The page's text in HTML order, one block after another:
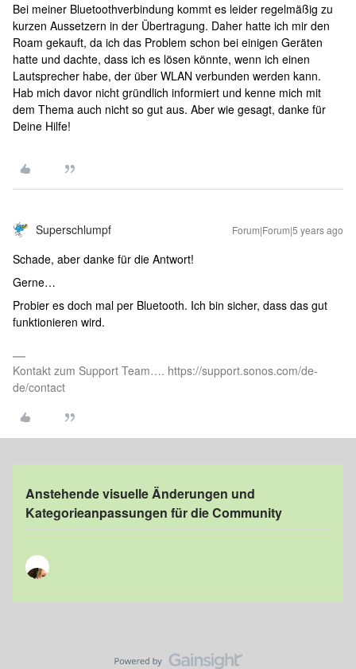
Bei meiner Bluetoothverbindung kommt es leider regelmäßig zu
kurzen Aussetzern in der Übertragung. Daher hatte ich mir den
Roam gekauft, da ich das Problem schon bei einigen Geräten
hatte und dachte, dass ich es lösen könnte, wenn ich einen
Lautsprecher habe, der über WLAN verbunden werden kann.
Hab mich davor nicht gründlich informiert und kenne mich mit
dem Thema auch nicht so gut aus. Aber wie gesagt, danke für
Deine Hilfe!
Superschlumpf Forum|Forum|5 years ago
Schade, aber danke für die Antwort!
Gerne…
Probier es doch mal per Bluetooth. Ich bin sicher, dass das gut
funktionieren wird.
Kontakt zum Support Team…. https://support.sonos.com/de-
de/contact
Anstehende visuelle Änderungen und
Kategorieanpassungen für die Community